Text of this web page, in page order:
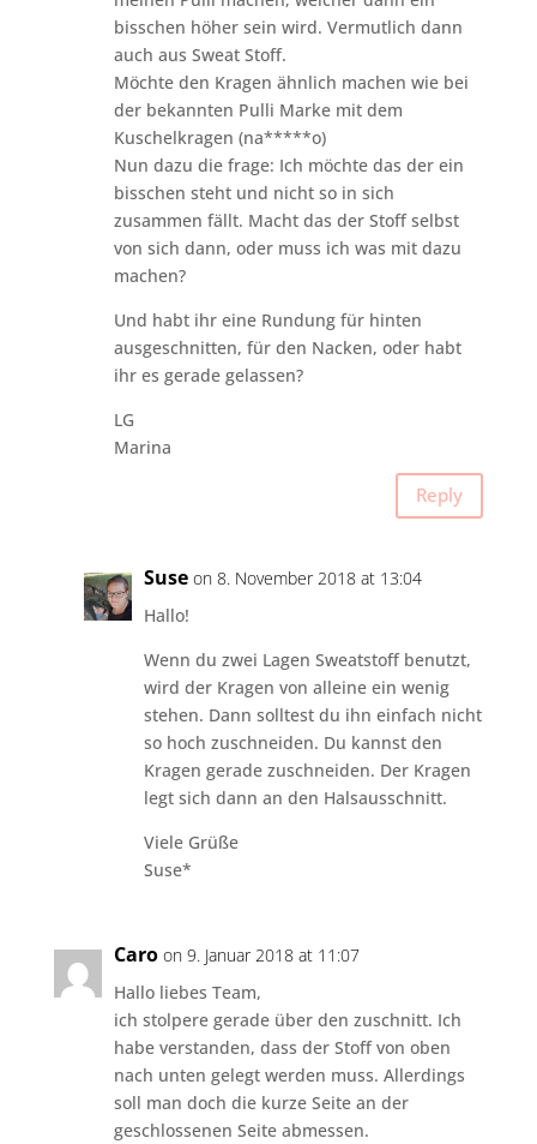
bisschen höher sein wird. Vermutlich dann
auch aus Sweat Stoff.
Möchte den Kragen ähnlich machen wie bei
der bekannten Pulli Marke mit dem
Kuschelkragen (na*****o)
Nun dazu die frage: Ich möchte das der ein
bisschen steht und nicht so in sich
zusammen fällt. Macht das der Stoff selbst
von sich dann, oder muss ich was mit dazu
machen?
Und habt ihr eine Rundung für hinten
ausgeschnitten, für den Nacken, oder habt
ihr es gerade gelassen?
LG
Marina
Reply
Suse on 8. November 2018 at 13:04
Hallo!
Wenn du zwei Lagen Sweatstoff benutzt,
wird der Kragen von alleine ein wenig
stehen. Dann solltest du ihn einfach nicht
so hoch zuschneiden. Du kannst den
Kragen gerade zuschneiden. Der Kragen
legt sich dann an den Halsausschnitt.
Viele Grüße
Suse*
Caro on 9. Januar 2018 at 11:07
Hallo liebes Team,
ich stolpere gerade über den zuschnitt. Ich
habe verstanden, dass der Stoff von oben
nach unten gelegt werden muss. Allerdings
soll man doch die kurze Seite an der
geschlossenen Seite abmessen.